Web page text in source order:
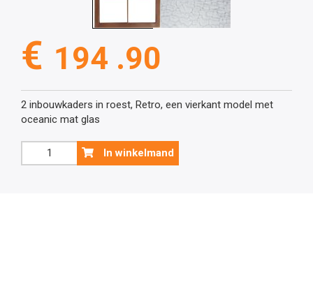
€ 194 .90
2 inbouwkaders in roest, Retro, een vierkant model met
oceanic mat glas
Patrijspoort
in
In winkelmand